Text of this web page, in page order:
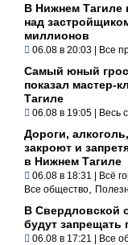
В Нижнем Тагиле
над
миллионов
06.08 в 20:03 | Все
Самый юный
показал мастер-
Тагиле
06.08 в 19:05 | Весь
Дороги,
закроют и
в Нижнем Тагиле
06.08 в 18:31 | Всё
Все общество
В Свердловской
будут запрещать
06.08 в 17:21 | Все